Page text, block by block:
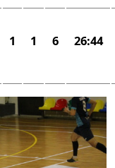
1 1 6 26:44